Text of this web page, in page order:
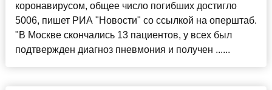
коронавирусом, общее число погибших достигло
5006, пишет РИА "Новости" со ссылкой на оперштаб.
"В Москве скончались 13 пациентов, у всех был
подтвержден диагноз пневмония и получен ......